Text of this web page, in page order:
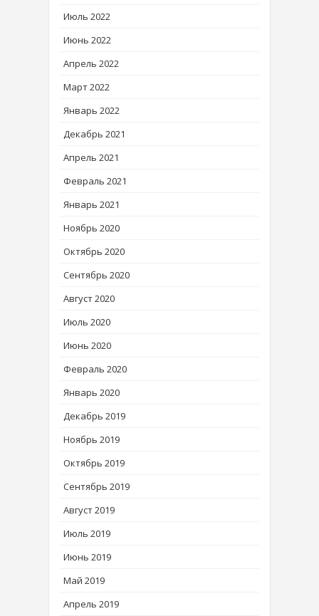
Июль 2022
Июнь 2022
Апрель 2022
Март 2022
Январь 2022
Декабрь 2021
Апрель 2021
Февраль 2021
Январь 2021
Ноябрь 2020
Октябрь 2020
Сентябрь 2020
Август 2020
Июль 2020
Июнь 2020
Февраль 2020
Январь 2020
Декабрь 2019
Ноябрь 2019
Октябрь 2019
Сентябрь 2019
Август 2019
Июль 2019
Июнь 2019
Май 2019
Апрель 2019